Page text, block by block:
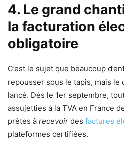
4. Le grand
la facturation
obligatoire
C’est le sujet que beaucoup
repousser sous le tapis, mais le
lancé. Dès le 1er septembre,
assujetties à la TVA en France
prêtes à recevoir des factures
plateformes certifiées.